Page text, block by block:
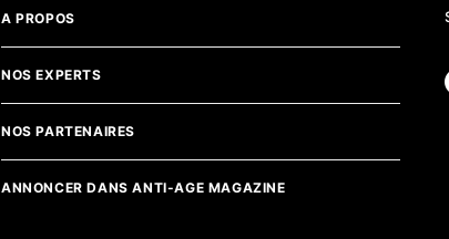
A PROPOS
NOS EXPERTS
NOS PARTENAIRES
ANNONCER DANS ANTI-AGE MAGAZINE